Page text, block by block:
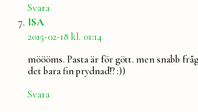
Svara
ISA
2015-02-18 kl. 01:14
möööms. Pasta är för gött. men snabb
det bara fin prydnad!? :))
Svara